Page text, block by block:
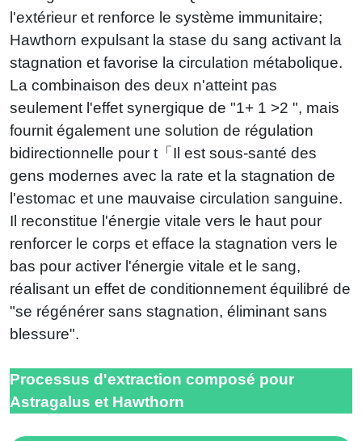
l'extérieur et renforce le système immunitaire;
Hawthorn expulsant la stase du sang activant la
stagnation et favorise la circulation métabolique.
La combinaison des deux n'atteint pas
seulement l'effet synergique de "1+ 1 >2 ", mais
fournit également une solution de régulation
bidirectionnelle pour t「Il est sous-santé des
gens modernes avec la rate et la stagnation de
l'estomac et une mauvaise circulation sanguine.
Il reconstitue l'énergie vitale vers le haut pour
renforcer le corps et efface la stagnation vers le
bas pour activer l'énergie vitale et le sang,
réalisant un effet de conditionnement équilibré de
"se régénérer sans stagnation, éliminant sans
blessure".
Processus d'extraction composé pour
Astragalus et Hawthorn